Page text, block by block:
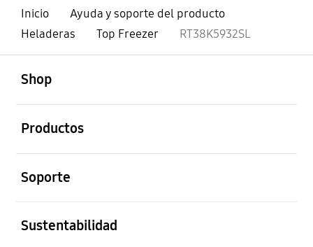
Inicio
Ayuda y soporte del producto
Heladeras
Top Freezer RT38K5932SL
Shop
Productos
Soporte
Sustentabilidad